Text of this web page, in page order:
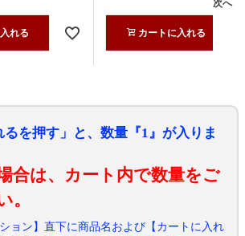
れる カートに入れる
次へ
るを押す」と、数量『1』が入りま
合は、カート内で数量をご
。
ョン】直下に商品名および【カートに入れ